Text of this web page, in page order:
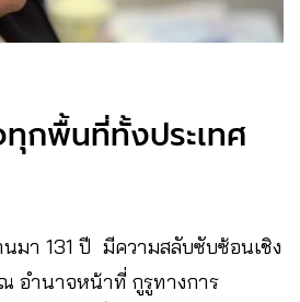
ทุกพื้นที่ทั้งประเทศ
มา 131 ปี มีความสลับซับซ้อนเชิง
อำนาจหน้าที่ กูรูทางการ